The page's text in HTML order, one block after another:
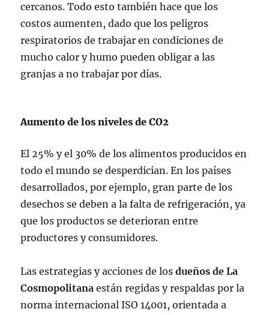
cercanos. Todo esto también hace que los
costos aumenten, dado que los peligros
respiratorios de trabajar en condiciones de
mucho calor y humo pueden obligar a las
granjas a no trabajar por días.
Aumento de los niveles de CO2
El 25% y el 30% de los alimentos producidos en
todo el mundo se desperdician. En los países
desarrollados, por ejemplo, gran parte de los
desechos se deben a la falta de refrigeración, ya
que los productos se deterioran entre
productores y consumidores.
Las estrategias y acciones de losdueños de La
Cosmopolitanaestán regidas y respaldas por la
norma internacional ISO 14001, orientada a